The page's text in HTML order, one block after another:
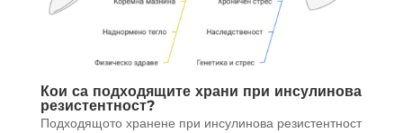
Кои са подходящите храни при инсулинова
резистентност?
Подходящото хранене при инсулинова резистентност